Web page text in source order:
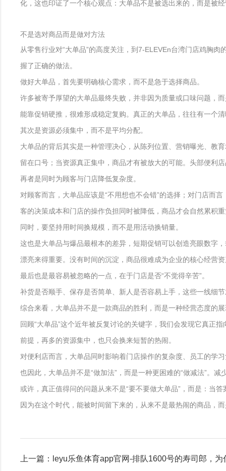
化，这也印证了一个核心观点：大单品不是被选出来的，而是被
不是选对商品而是做对方法
从零售行业对“大单品”的高度关注，到7-ELEVEn台湾门店鸡胸
握了正确的做法。
做好大单品，首先要明确核心需求，而不是急于选择商品。
许多被寄予厚望的大单品最终失败，并非因为质量或口味问题，
能靠促销硬推，很难形成稳定复购。真正的大单品，往往有一个
其次是资源必须集中，而不是平均分配。
大单品的背后其实是一种管理决心，从陈列位置、营销曝光、教
留在口号；当资源真正集中，商品才有被放大的可能。头部便利
再者是同时为顾客与门店降低复杂度。
对顾客而言，大单品应该是“不用想也不会错”的选择；对门店而
客的决策成本和门店的操作负担同时被降低，商品才会自然累积
同时，要坚持用时间换规模，而不是用活动换销量。
这也是大单品与爆品最根本的差异，短期促销可以创造亮眼数字
漂亮来得重要。没有时间的沉淀，商品很难成为企业的核心经营
最后也是最容易被忽略的一点，在于门店是否“不觉得辛苦”。
补货是否顺手、保存是否简单、新人是否容易上手，这些一线细
综合来看，大单品并不是一款商品的胜利，而是一种经营态度的
回顾“大单品”这个近年被反复讨论的关键字，我们会发现它真正
前提，再多的资源集中，也只会换来短暂的热闹。
对便利店而言，大单品同时影响着门店操作的复杂度、员工的学
也因此，大单品并不是“做加法”，而是一种更困难的“做减法”。
或许，真正值得问的问题从来不是“要不要做大单品”，而是：当
因为在这个时代，能被时间留下来的，从来不是最热闹的商品，
上一篇：leyu乐鱼体育app官网-排队1600号的寿司郎，